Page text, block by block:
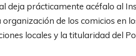
deja prácticamente acéfalo al
organización de los comicios en
locales y la titularidad del